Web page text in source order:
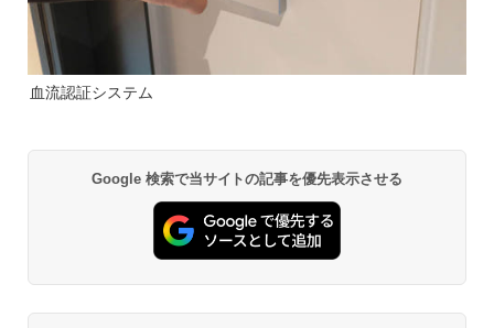
血流認証システム
Google 検索で当サイトの記事を優先表示させる